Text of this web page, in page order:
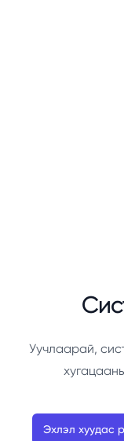
Уучлаарай,
Эхлэл хуудас